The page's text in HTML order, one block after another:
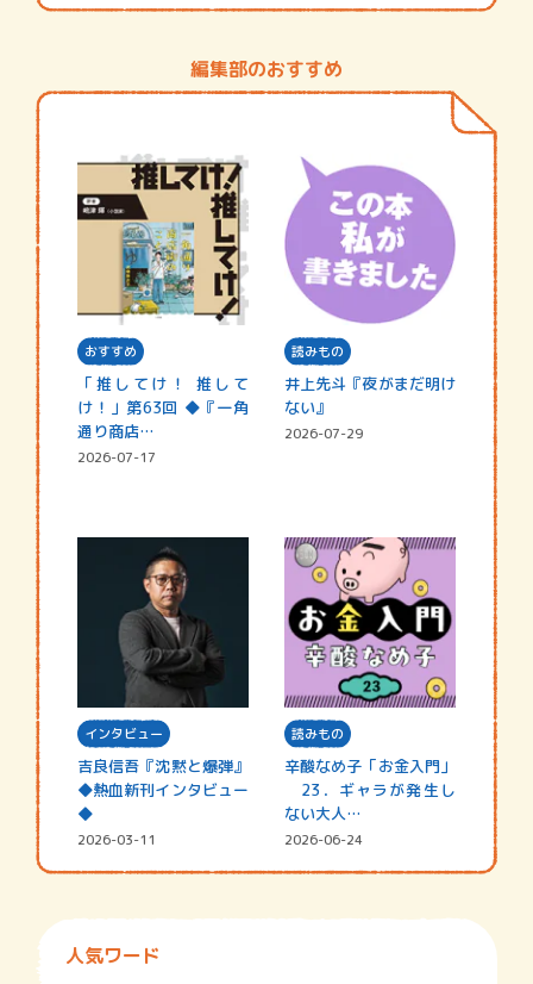
編集部のおすすめ
おすすめ
「推してけ！ 推して
け！」第63回 ◆『一角
通り商店…
2026-07-17
読みもの
井上先斗『夜がまだ明け
ない』
2026-07-29
インタビュー
吉良信吾『沈黙と爆弾』
◆熱血新刊インタビュー
◆
2026-03-11
読みもの
辛酸なめ子「お金入門」
23．ギャラが発生し
ない大人…
2026-06-24
人気ワード